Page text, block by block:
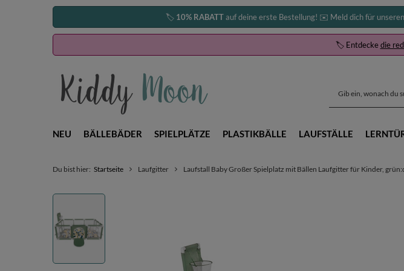
🏷️ 10% RABATTauf deine erste Bestellung! ✉️ Meld dich für
🏷️ Entdeckedie
NEU BÄLLEBÄDER SPIELPLÄTZE PLASTIKBÄLLE LAUFSTÄLLE
Du bist hier: Startseite Laufgitter Laufstall Baby Großer Spielplatz mit Bällen Laufgitter für Kinder,